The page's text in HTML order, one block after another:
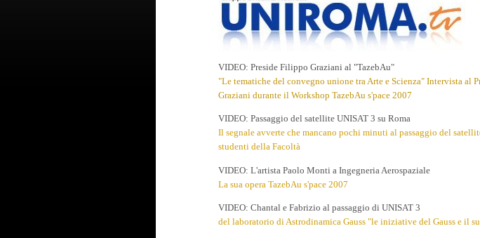
VIDEO: Preside Filippo Graziani al "TazebAu"
"Le tematiche del convegno unione tra Arte e Scienza" Intervista al
Graziani durante il Workshop TazebAu s'pace 2007
VIDEO: Passaggio del satellite UNISAT 3 su Roma
Il segnale avverte che mancano pochi minuti al passaggio del
studenti della Facoltà
VIDEO: L'artista Paolo Monti a Ingegneria Aerospaziale
La sua opera TazebAu s'pace 2007
VIDEO: Chantal e Fabrizio al passaggio di UNISAT 3
del laboratorio di Astrodinamica Gauss "le iniziative del Gauss e il